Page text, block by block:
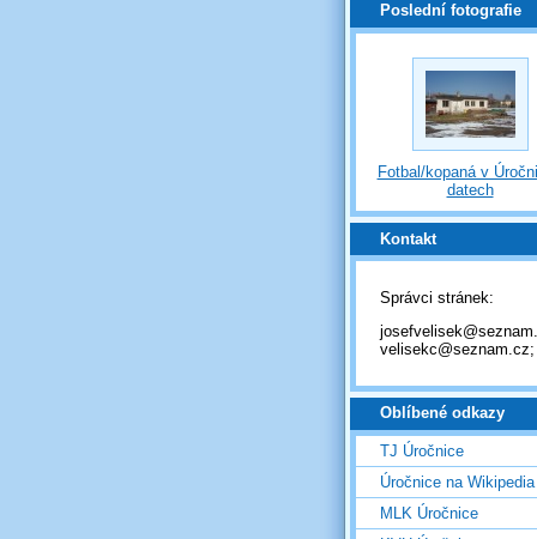
Poslední fotografie
Fotbal/kopaná v
datech
Kontakt
Správci stránek:
velisekc@seznam.cz;
Oblíbené odkazy
TJ Úročnice
Úročnice na Wikipedia
MLK Úročnice